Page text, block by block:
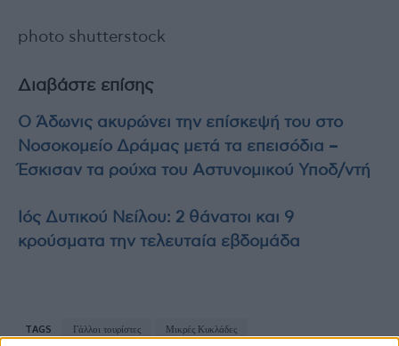
photo shutterstock
Διαβάστε επίσης
Ο Άδωνις ακυρώνει την επίσκεψή του στο
Νοσοκομείο Δράμας μετά τα επεισόδια –
Έσκισαν τα ρούχα του Αστυνομικού Υποδ/ντή
Ιός Δυτικού Νείλου: 2 θάνατοι και 9
κρούσματα την τελευταία εβδομάδα
TAGS Γάλλοι τουρίστες Μικρές Κυκλάδες